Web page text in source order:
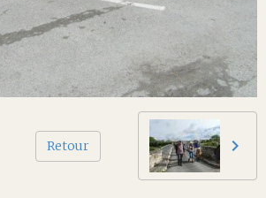
Retour